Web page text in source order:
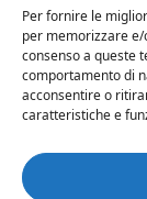
Per fornire le
per memorizzare
consenso a queste
comportamento di
acconsentire o
caratteristiche e